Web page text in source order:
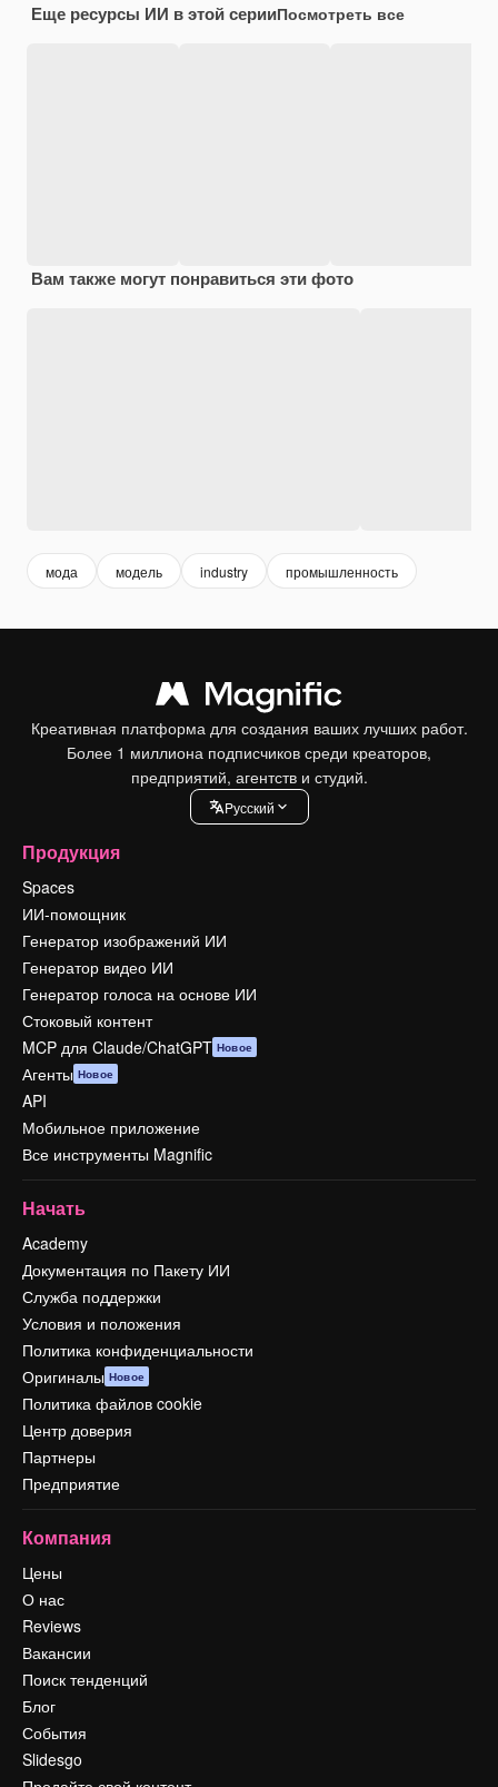
Еще ресурсы ИИ в этой серииПосмотреть все
Вам также могут понравиться эти фото
мода модель industry промышленность
Креативная платформа для создания ваших лучших работ.
Более 1 миллиона подписчиков среди креаторов,
предприятий, агентств и студий.
Pусский
Продукция
Spaces
ИИ-помощник
Генератор изображений ИИ
Генератор видео ИИ
Генератор голоса на основе ИИ
Стоковый контент
MCP для Claude/ChatGPT Новое
Агенты Новое
API
Мобильное приложение
Все инструменты Magnific
Начать
Academy
Документация по Пакету ИИ
Служба поддержки
Условия и положения
Политика конфиденциальности
Оригиналы Новое
Политика файлов cookie
Центр доверия
Партнеры
Предприятие
Компания
Цены
О нас
Reviews
Вакансии
Поиск тенденций
Блог
События
Slidesgo